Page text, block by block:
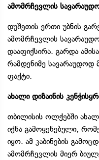
ამომრჩევლის
დუშეთის ერთი უბნის
ამომრჩევლის
დააფიქსირა. გარდა
რამდენიმე სავარაუდოდ
ფაქტი.
ახალი დიზაინის
თბილისის ოლქებში ახალი
იქნა გამოყენებული,
იყო. ამ კაბინების
ამომრჩევლის მიერ